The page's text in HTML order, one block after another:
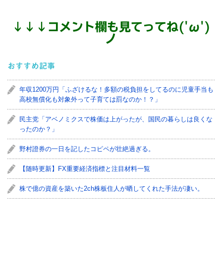
↓ ↓ ↓ コメント欄も見てってね('ω')
ノ
おすすめ記事
年収1200万円「ふざけるな！多額の税負担をしてるのに児童手当も
高校無償化も対象外って子育ては罰なのか！？」
民主党「アベノミクスで株価は上がったが、国民の暮らしは良くな
ったのか？」
野村證券の一日を記したコピペが壮絶過ぎる。
【随時更新】FX重要経済指標と注目材料一覧
株で億の資産を築いた2ch株板住人が晒してくれた手法が凄い。